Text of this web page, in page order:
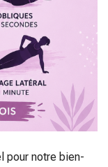
pour notre bien-